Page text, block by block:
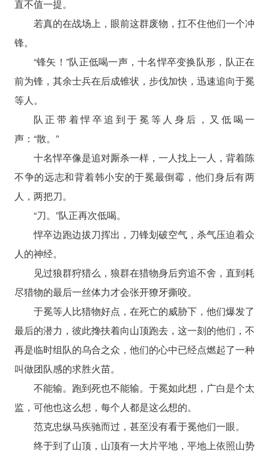
直不值一提。
若真的在战场上，眼前这群废物，扛不住他们一个冲
锋。
“锋矢！”队正低喝一声，十名悍卒变换队形，队正在
前为锋，其余士兵在后成锥状，步伐加快，迅速追向于冕
等人。
队正带着悍卒追到于冕等人身后，又低喝一
声：“散。”
十名悍卒像是追对厮杀一样，一人找上一人，背着陈
不争的远志和背着韩小安的于冕最倒霉，他们身后有两
人，两把刀。
“刀。”队正再次低喝。
悍卒边跑边拔刀挥出，刀锋划破空气，杀气压迫着众
人的神经。
见过狼群狩猎么，狼群在猎物身后穷追不舍，直到耗
尽猎物的最后一丝体力才会张开獠牙撕咬。
于冕等人比猎物好点，在死亡的威胁下，他们爆发了
最后的潜力，彼此搀扶着向山顶跑去，这一刻的他们，不
再是临时组队的乌合之众，他们的心中已经点燃起了一种
叫做团队感的求胜火苗。
不能输。跑到死也不能输。于冕如此想，广白是个太
监，可他也这么想，每个人都是这么想的。
范克忠纵马疾驰而过，甚至没有看于冕他们一眼。
终于到了山顶，山顶有一大片平地，平地上依照山势